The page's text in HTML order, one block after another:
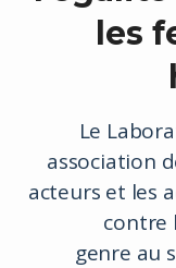
les
Le
association
acteurs et les
contre
genre au